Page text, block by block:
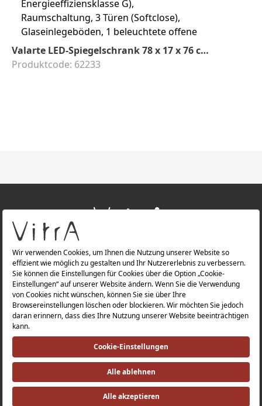
Valarte LED-Spiegelschrank 78 x 17 x 76 cm Elfenbein Matt
Produktcode: 62233
ÜBER UNS
PRODUKTE
Datenschutzerklärung |Impressum |
Investorenbeziehung |